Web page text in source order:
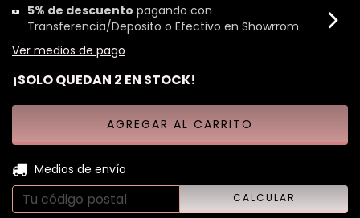
5% de descuento pagando con
Transferencia/Deposito o Efectivo en Showrrom
Ver medios de pago
¡SOLO QUEDAN 2 EN STOCK!
Entregas para el CP:
Medios de envío
CALCULAR